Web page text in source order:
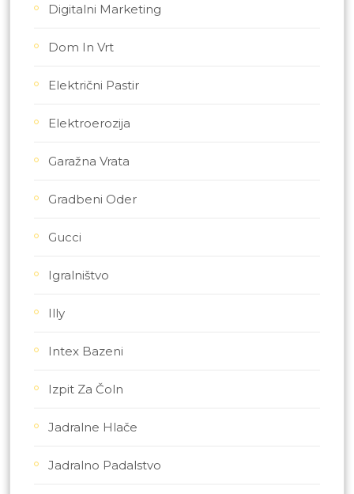
Digitalni Marketing
Dom In Vrt
Električni Pastir
Elektroerozija
Garažna Vrata
Gradbeni Oder
Gucci
Igralništvo
Illy
Intex Bazeni
Izpit Za Čoln
Jadralne Hlače
Jadralno Padalstvo